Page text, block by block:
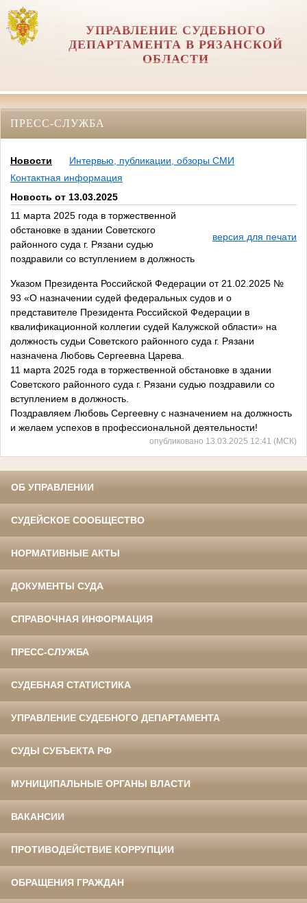
УПРАВЛЕНИЕ СУДЕБНОГО
ДЕПАРТАМЕНТА В РЯЗАНСКОЙ
ОБЛАСТИ
ПРЕСС-СЛУЖБА
Новости
Интервью, публикации, обзоры СМИ
Контактная информация
Новость от 13.03.2025
11 марта 2025 года в торжественной
обстановке в здании Советского
районного суда г. Рязани судью
поздравили со вступлением в должность
версия для печати
Указом Президента Российской Федерации от 21.02.2025 №
93 «О назначении судей федеральных судов и о
представителе Президента Российской Федерации в
квалификационной коллегии судей Калужской области» на
должность судьи Советского районного суда г. Рязани
назначена Любовь Сергеевна Царева.
11 марта 2025 года в торжественной обстановке в здании
Советского районного суда г. Рязани судью поздравили со
вступлением в должность.
Поздравляем Любовь Сергеевну с назначением на должность
и желаем успехов в профессиональной деятельности!
опубликовано 13.03.2025 12:41 (МСК)
ОБ УПРАВЛЕНИИ
СУДЕЙСКОЕ СООБЩЕСТВО
НОРМАТИВНЫЕ АКТЫ
ДОКУМЕНТЫ СУДА
СПРАВОЧНАЯ ИНФОРМАЦИЯ
ПРЕСС-СЛУЖБА
СУДЕБНАЯ СТАТИСТИКА
УПРАВЛЕНИЕ СУДЕБНОГО ДЕПАРТАМЕНТА
СУДЫ СУБЪЕКТА РФ
МУНИЦИПАЛЬНЫЕ ОРГАНЫ ВЛАСТИ
ВАКАНСИИ
ПРОТИВОДЕЙСТВИЕ КОРРУПЦИИ
ОБРАЩЕНИЯ ГРАЖДАН